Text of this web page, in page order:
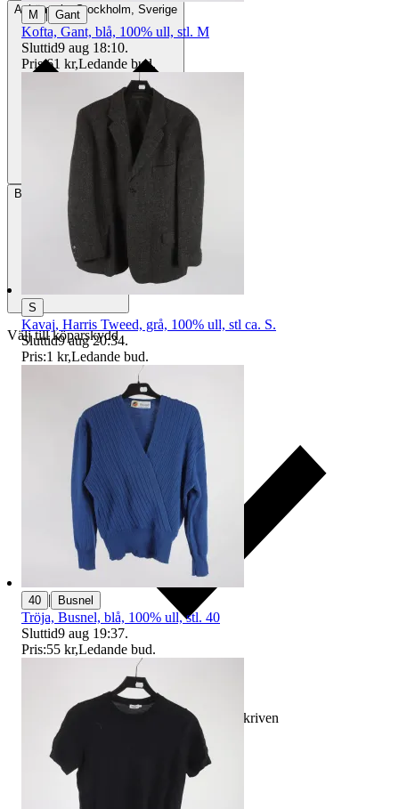
AvhämtningStockholm, Sverige
Betalning Via Tradera
Välj till köparskydd
Ersättning om varan inte är som beskriven
M | Gant
Kofta, Gant, blå, 100% ull, stl. M
Sluttid9 aug 18:10.
Pris:61 kr,Ledande bud.
S
Kavaj, Harris Tweed, grå, 100% ull, stl ca. S.
Sluttid9 aug 20:34.
Pris:1 kr,Ledande bud.
40 | Busnel
Tröja, Busnel, blå, 100% ull, stl. 40
Sluttid9 aug 19:37.
Pris:55 kr,Ledande bud.